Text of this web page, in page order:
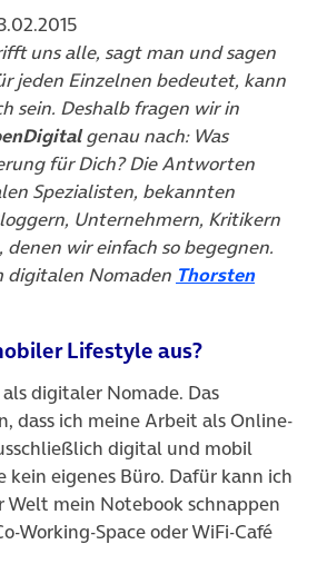
uns alle, sagt man und sagen
jeden Einzelnen bedeutet, kann
sein. Deshalb fragen wir in
genau nach: Was
für Dich? Die Antworten
Spezialisten, bekannten
Unternehmern, Kritikern
denen wir einfach so begegnen.
digitalen Nomaden Thorsten
Tab)
Lifestyle aus?
digitaler Nomade. Das
dass ich meine Arbeit als Online-
digital und mobil
kein eigenes Büro. Dafür kann ich
Welt mein Notebook schnappen
Working-Space oder WiFi-Café